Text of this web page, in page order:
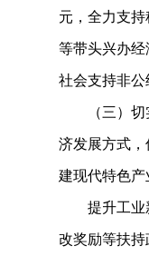
元，全力支
等带头兴办
社会支持非公
（三）切实
济发展方式
建现代特色产
提升工业新
改奖励等扶